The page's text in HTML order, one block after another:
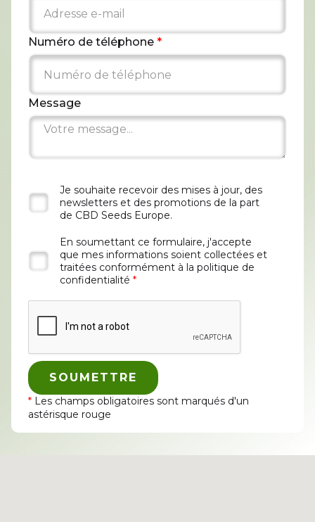
Numéro de téléphone *
Message
Je souhaite recevoir des mises à jour, des
newsletters et des promotions de la part
de CBD Seeds Europe.
En soumettant ce formulaire, j'accepte
que mes informations soient collectées et
traitées conformément à la politique de
confidentialité *
* Les champs obligatoires sont marqués d'un
astérisque rouge